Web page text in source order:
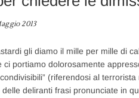
2013
gli diamo il mille per mille di
portiamo dolorosamente
(riferendosi al
deliranti frasi pronunciate in